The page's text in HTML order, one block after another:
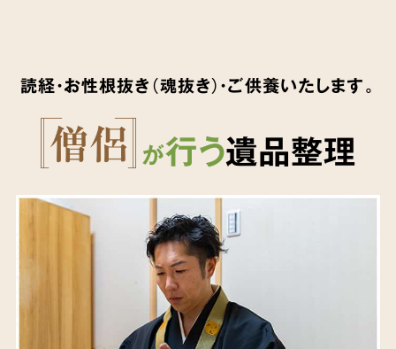
が行う遺品整理
読経・お性根抜き（魂抜き）・ご供養いたします。